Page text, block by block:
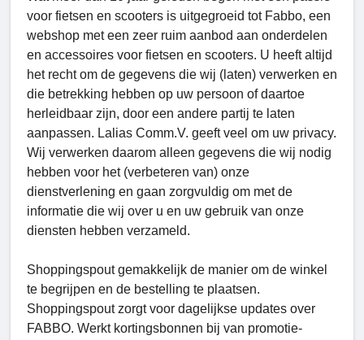
voor fietsen en scooters is uitgegroeid tot Fabbo, een
webshop met een zeer ruim aanbod aan onderdelen
en accessoires voor fietsen en scooters. U heeft altijd
het recht om de gegevens die wij (laten) verwerken en
die betrekking hebben op uw persoon of daartoe
herleidbaar zijn, door een andere partij te laten
aanpassen. Lalias Comm.V. geeft veel om uw privacy.
Wij verwerken daarom alleen gegevens die wij nodig
hebben voor het (verbeteren van) onze
dienstverlening en gaan zorgvuldig om met de
informatie die wij over u en uw gebruik van onze
diensten hebben verzameld.
Shoppingspout gemakkelijk de manier om de winkel
te begrijpen en de bestelling te plaatsen.
Shoppingspout zorgt voor dagelijkse updates over
FABBO. Werkt kortingsbonnen bij van promotie-